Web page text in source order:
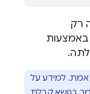
רק
למידע על